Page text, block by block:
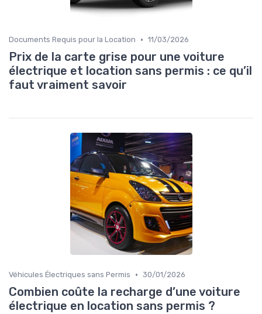
Documents Requis pour la Location • 11/03/2026
Prix de la carte grise pour une voiture
électrique et location sans permis : ce qu’il
faut vraiment savoir
Véhicules Électriques sans Permis • 30/01/2026
Combien coûte la recharge d’une voiture
électrique en location sans permis ?